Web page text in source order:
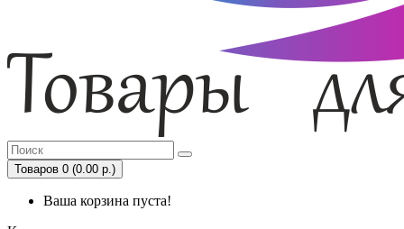
Товаров 0 (0.00 р.)
Ваша корзина пуста!